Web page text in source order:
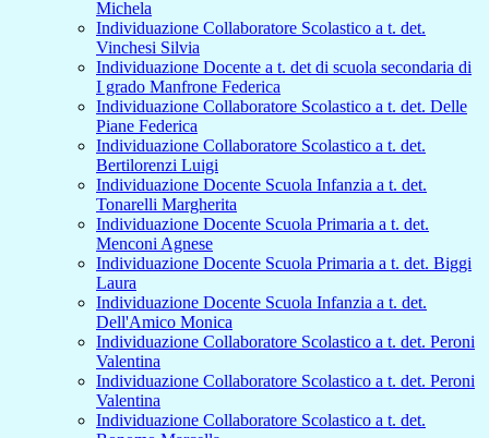
Michela
Individuazione Collaboratore Scolastico a t. det.
Vinchesi Silvia
Individuazione Docente a t. det di scuola secondaria di
I grado Manfrone Federica
Individuazione Collaboratore Scolastico a t. det. Delle
Piane Federica
Individuazione Collaboratore Scolastico a t. det.
Bertilorenzi Luigi
Individuazione Docente Scuola Infanzia a t. det.
Tonarelli Margherita
Individuazione Docente Scuola Primaria a t. det.
Menconi Agnese
Individuazione Docente Scuola Primaria a t. det. Biggi
Laura
Individuazione Docente Scuola Infanzia a t. det.
Dell'Amico Monica
Individuazione Collaboratore Scolastico a t. det. Peroni
Valentina
Individuazione Collaboratore Scolastico a t. det. Peroni
Valentina
Individuazione Collaboratore Scolastico a t. det.